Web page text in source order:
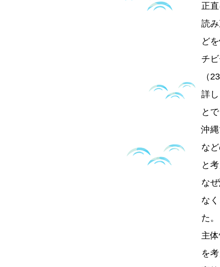
正
読
ど
チ
（
詳
と
沖
な
と
な
な
た。
主
を